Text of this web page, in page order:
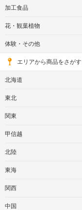
加工食品
花・観葉植物
体験・その他
エリアから商品をさがす
北海道
東北
関東
甲信越
北陸
東海
関西
中国